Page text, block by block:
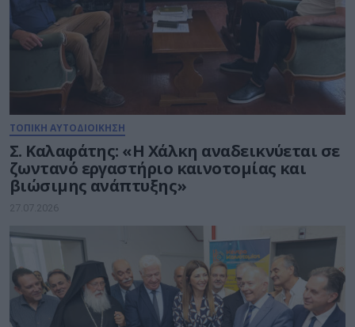
ΤΟΠΙΚΗ ΑΥΤΟΔΙΟΙΚΗΣΗ
Σ. Καλαφάτης: «H Χάλκη αναδεικνύεται σε
ζωντανό εργαστήριο καινοτομίας και
βιώσιμης ανάπτυξης»
27.07.2026